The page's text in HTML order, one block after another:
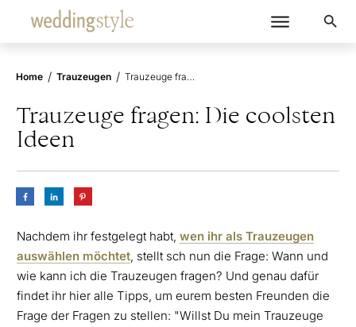
Home / Trauzeugen / Trauzeuge fragen: Die coolsten Ideen
Trauzeuge fragen: Die coolsten
Ideen
Nachdem ihr festgelegt habt, wen ihr als Trauzeugen
auswählen möchtet, stellt sch nun die Frage: Wann und
wie kann ich die Trauzeugen fragen? Und genau dafür
findet ihr hier alle Tipps, um eurem besten Freunden die
Frage der Fragen zu stellen: "Willst Du mein Trauzeuge